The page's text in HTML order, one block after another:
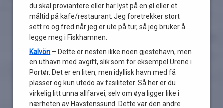
du skal proviantere eller har lyst på en øl eller et
måltid på kafe/restaurant. Jeg foretrekker stort
sett ro og fred når jeg er ute på tur, så jeg bruker å
legge meg i Fiskhamnen.
Kalvön – Dette er nesten ikke noen gjestehavn, men
en uthavn med avgift, slik som for eksempel Urene i
Portør. Det er en liten, men idyllisk havn med få
plasser og kun utedo av fasiliteter. Så her er du
virkelig litt unna allfarvei, selv om øya ligger like i
nærheten av Havstenssund. Dette var den andre